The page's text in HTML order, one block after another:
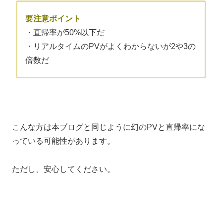
要注意ポイント
・直帰率が50%以下だ
・リアルタイムのPVがよくわからないが2や3の
倍数だ
こんな方は本ブログと同じように幻のPVと直帰率にな
っている可能性があります。
ただし、安心してください。